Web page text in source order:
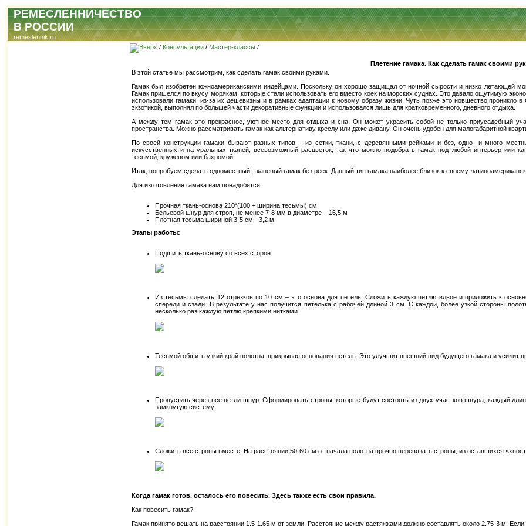
РЕМЕСЛЕННИЧЕСТВО
В РОССИИ
remeslennik.ru
/ Консультации / Мастер-классы /
Плетение гамака. Как сделать гамак своими
В этой статье мы рассмотрим, как сделать гамак своими руками.
Гамак был изобретен южноамериканскими индейцами. Поскольку он хорошо защищал от ночной сырости и низко летающей
Гамак пришелся по вкусу морякам, которые стали использовать его вместо коек на морских суднах. Это давало ощутимую
использовали гамаки, из-за их дешевизны и в рамках адаптации к новому образу жизни. Чуть позже это новшество
экзотикой, выполнял по большей части декоративные функции и использовался лишь для кратковременного, дневного отдыха.
А между тем гамак это прекрасное, уютное место для отдыха и сна. Он может украсить собой не только приусадебный
пространства. Можно рассматривать гамак как альтернативу креслу или даже дивану. Он очень удобен для малогабаритной
По своей конструкции гамаки бывают разных типов – из сетки, ткани, с деревянными рейками и без, одно- и много
искусственных и натуральных тканей, всевозможный расцветок, так что можно подобрать гамак под любой интерьер или
тесьмой, кружевом или бахромой.
Итак, попробуем сделать одноместный, тканевый гамак без реек. Данный тип гамака наиболее близок к своему
Для изготовления гамака нам понадобятся:
Прочная ткань-основа 210*(100 + ширина тесьмы) см
Бельевой шнур для строп, не менее 7-8 мм в диаметре – 16,5 м
Плотная тесьма шириной 3-5 см - 3,2 м
Этапы работы:
Подшить ткань-основу со всех сторон.
Из тесьмы сделать 12 отрезков по 10 см – это основа для петель. Сложить каждую петлю вдвое и приложить к
спереди и сзади. В результате у нас получится петелька с рабочей длиной 3 см. С каждой, более узкой стороны
несколько раз каждую петлю крепкими нитками.
Тесьмой обшить узкий край полотна, прикрывая основания петель. Это улучшит внешний вид будущего гамака и усилит
Пропустить через все петли шнур. Сформировать стропы, которые будут состоять из двух участков шнура, каждый
замкнутую систему.
Сложить все стропы вместе. На расстоянии 50-60 см от начала полотна прочно перевязать стропы, из оставшихся
Когда гамак готов, осталось его повесить. Здесь также есть свои правила.
Как повесить гамак?
Гамак принято вешать на расстоянии 1,5-1,65 м от земли. Расстояние между растяжками должно составлять около 2,75-3 м.